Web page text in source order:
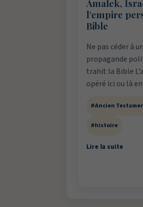
Amalek,
l’empire
Bible
Ne pas céder à
propagande
trahit la Bible
opéré ici ou là
#Ancien
#histoire
Lire la suite